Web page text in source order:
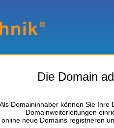
Die Domain
Als Domaininhaber können Sie Ihre
Domainweiterleitungen
neue Domains registrieren